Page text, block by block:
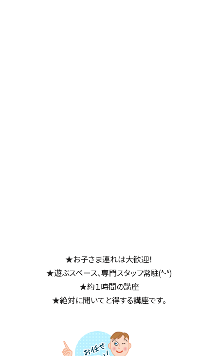
★お子さま連れは大歓迎！
★遊ぶスペース、専門スタッフ常駐(^-^)
★約１時間の講座
★絶対に聞いてと得する講座です。